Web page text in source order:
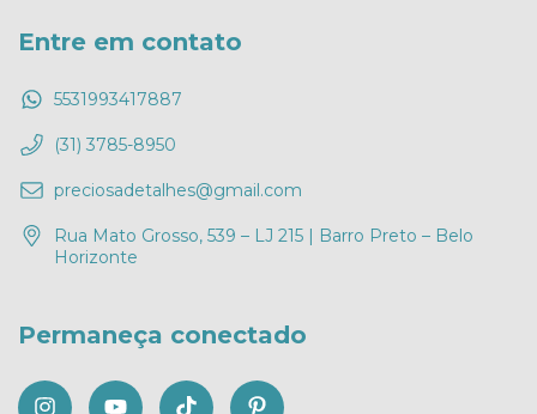
Entre em contato
5531993417887
(31) 3785-8950
preciosadetalhes@gmail.com
Rua Mato Grosso, 539 – LJ 215 | Barro Preto – Belo
Horizonte
Permaneça conectado